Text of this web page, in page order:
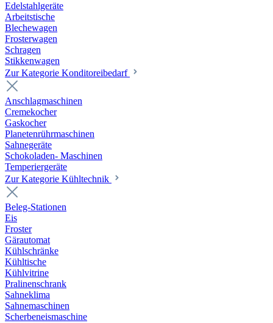
Edelstahlgeräte
Arbeitstische
Blechewagen
Frosterwagen
Schragen
Stikkenwagen
Zur Kategorie Konditoreibedarf
Anschlagmaschinen
Cremekocher
Gaskocher
Planetenrührmaschinen
Sahnegeräte
Schokoladen- Maschinen
Temperiergeräte
Zur Kategorie Kühltechnik
Beleg-Stationen
Eis
Froster
Gärautomat
Kühlschränke
Kühltische
Kühlvitrine
Pralinenschrank
Sahneklima
Sahnemaschinen
Scherbeneismaschine